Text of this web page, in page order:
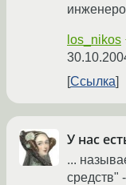
los_nikos
Ссылка
У нас
...
средств"